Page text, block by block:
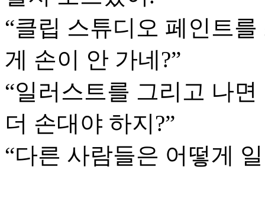
“클립 스튜디오 페인트
게 손이 안 가네?”
“일러스트를 그리고 나
더 손대야 하지?”
“다른 사람들은 어떻게